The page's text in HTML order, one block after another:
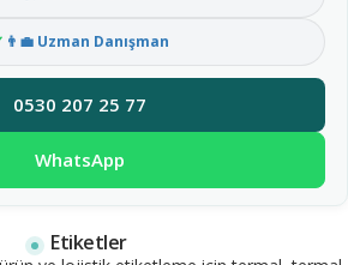
👨‍💼 Uzman Danışman
0530 207 25 77
WhatsApp
Etiketler